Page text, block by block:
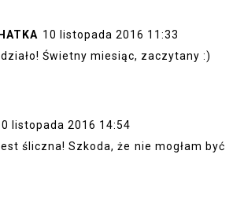
10 listopada 2016 11:33
działo! Świetny miesiąc, zaczytany :)
listopada 2016 14:54
śliczna! Szkoda, że nie mogłam być